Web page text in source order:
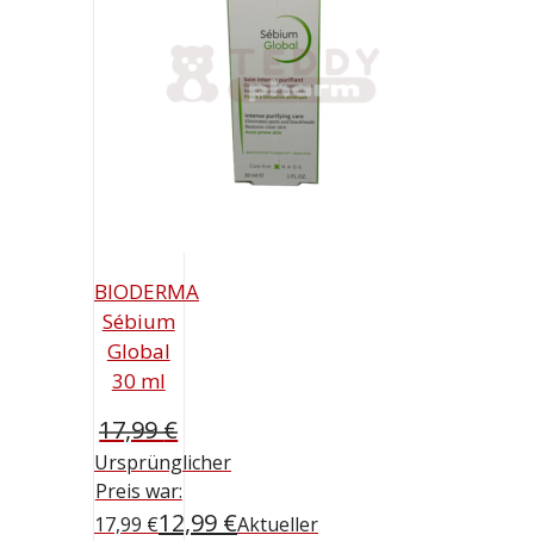
BIODERMA
Sébium
Global
30 ml
17,99€
Ursprünglicher
Preis war:
17,99 €12,99 €Aktueller